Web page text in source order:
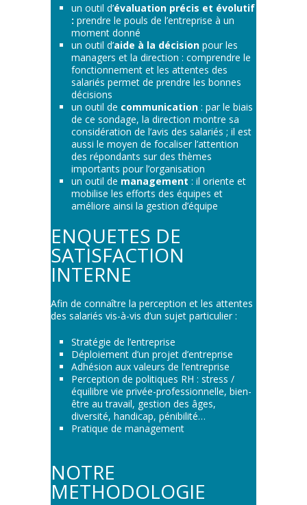
un outil d’évaluation précis et évolutif
: prendre le pouls de l’entreprise à un
moment donné
un outil d’aide à la décision pour les
managers et la direction : comprendre le
fonctionnement et les attentes des
salariés permet de prendre les bonnes
décisions
un outil de communication : par le biais
de ce sondage, la direction montre sa
considération de l’avis des salariés ; il est
aussi le moyen de focaliser l’attention
des répondants sur des thèmes
importants pour l’organisation
un outil de management : il oriente et
mobilise les efforts des équipes et
améliore ainsi la gestion d’équipe
ENQUETES DE
SATISFACTION
INTERNE
Afin de connaître la perception et les attentes
des salariés vis-à-vis d’un sujet particulier :
Stratégie de l’entreprise
Déploiement d’un projet d’entreprise
Adhésion aux valeurs de l’entreprise
Perception de politiques RH : stress /
équilibre vie privée-professionnelle, bien-
être au travail, gestion des âges,
diversité, handicap, pénibilité…
Pratique de management
NOTRE
METHODOLOGIE